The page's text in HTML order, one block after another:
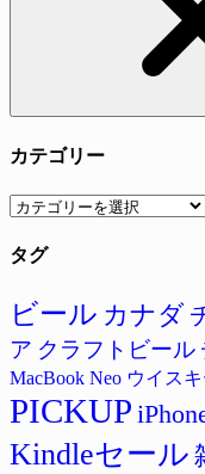
カテゴリー
カ
ゴ
ー
タグ
ビール カナダ
ア クラフトビール
MacBook Neo ウイス
PICKUP
Kindleセール